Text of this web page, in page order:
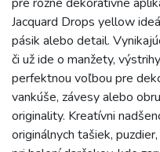
Jacquard Drops yellow
pásik alebo detail.
či už ide o manžety,
perfektnou voľbou pre
vankúše, závesy alebo
originality. Kreatívni
originálnych tašiek,